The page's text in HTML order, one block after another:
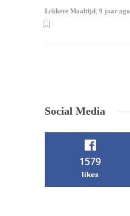
Lekkere Maaltijd 9 jaar ago
Social Media
1579
likes